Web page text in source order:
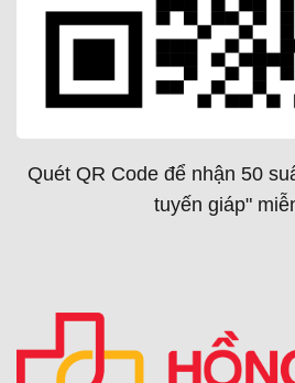
Quét QR Code để nhận 50
tuyến giáp"